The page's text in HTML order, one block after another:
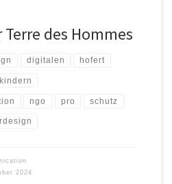
des Hommes
digitalen hofert
kindern
ngo pro schutz
2024